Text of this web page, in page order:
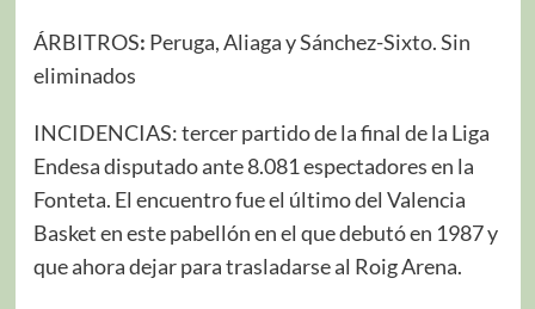
ÁRBITROS: Peruga, Aliaga y Sánchez-Sixto. Sin
eliminados
INCIDENCIAS: tercer partido de la final de la Liga
Endesa disputado ante 8.081 espectadores en la
Fonteta. El encuentro fue el último del Valencia
Basket en este pabellón en el que debutó en 1987 y
que ahora dejar para trasladarse al Roig Arena.